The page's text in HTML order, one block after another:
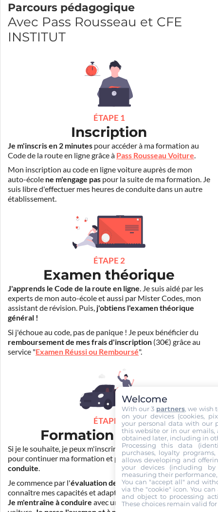
Parcours pédagogique
Avec Pass Rousseau et CFE
INSTITUT
ÉTAPE 1
Inscription
Je m'inscris en 2 minutes pour accéder à ma formation au
Code de la route en ligne grâce à Pass Rousseau Voiture.
Mon inscription au code en ligne voiture auprès de mon
auto-école ne m'engage pas pour la suite de ma formation. Je
suis libre d'effectuer mes heures de conduite dans un autre
établissement.
ÉTAPE 2
Examen théorique
J'apprends le Code de la route en ligne. Je suis aidé par les
experts de mon auto-école et aussi par Mister Codes, mon
assistant de révision. Puis, j'obtiens l'examen théorique
général !
Si j'échoue au code, pas de panique ! Je peux bénéficier du
remboursement de mes frais d'inscription (30€) grâce au
service "Examen Réussi ou Remboursé".
ÉTAPE 3
Formation pratique
Si je le souhaite, je peux m'inscrire auprès de mon auto-école
pour continuer ma formation et prendre des cours de
conduite.
Je commence par l'évaluation de départpour mieux
connaître mes capacités et adapter la durée de ma formation.
Je m'entraîne à conduire avec un simulateur et/ou en
Welcome
With our 3 partners, we wish
on your devices (cookies,
your personal data with our
this website or in our emails,
obtained later, including in
Processing this data
purchases, loyalty
allows developing and
your devices (including
measuring their
You can "accept all" and
via the "cookie" icon. You
and object to processing
These choices remain valid